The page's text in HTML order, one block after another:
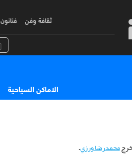
ثقافة وفن فنانون
الاماكن السياحية
محمدرضا ورزي.